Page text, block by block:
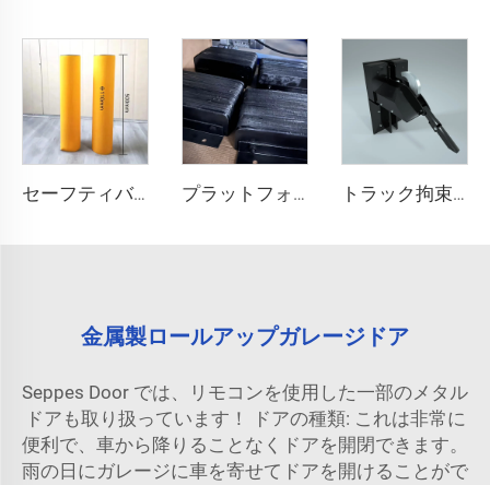
セーフティバリア プラットフォーム衝突防止ブロック トラック拘束システム
金属製ロールアップガレージドア
Seppes Door では、リモコンを使用した一部のメタル
ドアも取り扱っています！ ドアの種類: これは非常に
便利で、車から降りることなくドアを開閉できます。
雨の日にガレージに車を寄せてドアを開けることがで